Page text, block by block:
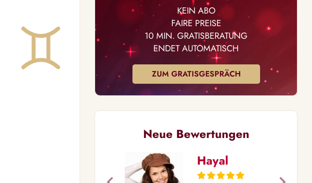
KEIN ABO
FAIRE PREISE
10 MIN. GRATISBERATUNG
ENDET AUTOMATISCH
ZUM GRATISGESPRÄCH
Neue Bewertungen
Hayal